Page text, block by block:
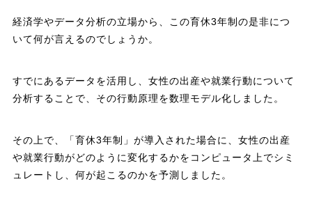
経済学やデータ分析の立場から、この育休3年制の是非につ
いて何が言えるのでしょうか。
すでにあるデータを活用し、女性の出産や就業行動について
分析することで、その行動原理を数理モデル化しました。
その上で、「育休3年制」が導入された場合に、女性の出産
や就業行動がどのように変化するかをコンピュータ上でシミ
ュレートし、何が起こるのかを予測しました。